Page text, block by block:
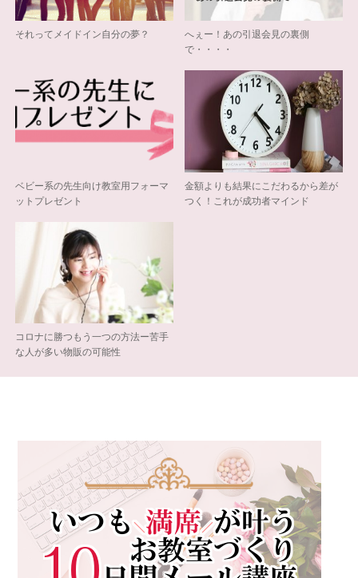
それってメイドイン自分の夢？
へぇー！あの引退会見の裏側
で・・・・
ベビー系の先生向け教室用フォーマ
ットプレゼント
金額よりも結果にこだわるから差が
つく！これが成功者マインド
コロナに勝つもう一つの方法ー苦手
な人が多い物販の可能性